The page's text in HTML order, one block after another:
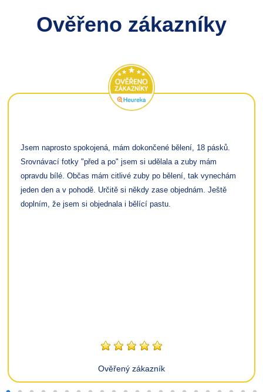
Ověřeno zákazníky
Jsem naprosto spokojená, mám dokončené bělení, 18 pásků.
Srovnávací fotky "před a po" jsem si udělala a zuby mám
opravdu bílé. Občas mám citlivé zuby po bělení, tak vynechám
jeden den a v pohodě. Určitě si někdy zase objednám. Ještě
doplním, že jsem si objednala i bělící pastu.
Ověřený zákazník